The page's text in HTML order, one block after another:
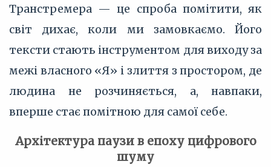
Транстремера — це спроба помітити, як
світ дихає, коли ми замовкаємо. Його
тексти стають інструментом для виходу за
межі власного «Я» і злиття з простором, де
людина не розчиняється, а, навпаки,
вперше стає помітною для самої себе.
Архітектура паузи в епоху цифрового
шуму